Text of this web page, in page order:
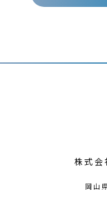
株式会
岡⼭